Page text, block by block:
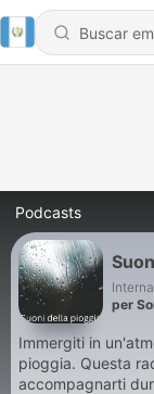
Podcasts
per
Immergiti in
pioggia. Questa
accompagnarti